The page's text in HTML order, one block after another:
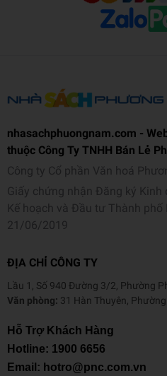
nhasachphuongnam.com -
thuộc Công Ty TNHH Bán Lẻ
Công ty Cổ phần Văn hoá
Giấy chứng nhận Đăng ký Kinh
Kế hoạch và Đầu tư Thành phố
21/06/2019
ĐỊA CHỈ CÔNG TY
Lầu 1, Số 940 Đường 3/2, Phường
Văn phòng: 31 Hàn Thuyên,
Hỗ Trợ Khách Hàng
Hotline: 1900 6656
Email: hotro@pnc.com.vn